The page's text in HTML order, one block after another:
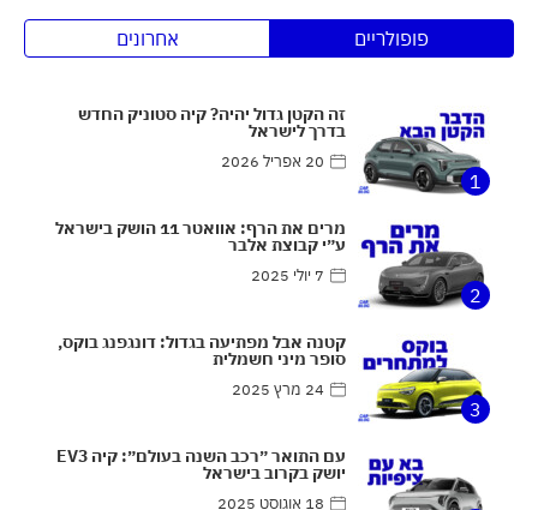
פופולריים אחרונים
1
זה הקטן גדול יהיה? קיה סטוניק החדש
בדרך לישראל
20 אפריל 2026
2
מרים את הרף: אוואטר 11 הושק בישראל
ע״י קבוצת אלבר
7 יולי 2025
3
קטנה אבל מפתיעה בגדול: דונגפנג בוקס,
סופר מיני חשמלית
24 מרץ 2025
עם התואר ״רכב השנה בעולם״: קיה EV3
יושק בקרוב בישראל
18 אוגוסט 2025